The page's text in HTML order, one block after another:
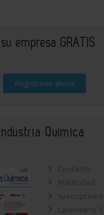
empresa GRATIS
Regístrese ahora
Química
Contacto
Publicidad
Calendario